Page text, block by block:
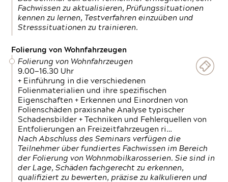
Fachwissen zu aktualisieren, Prüfungssituationen
kennen zu lernen, Testverfahren einzuüben und
Stresssituationen zu trainieren.
Folierung von Wohnfahrzeugen
Folierung von Wohnfahrzeugen
9.00—16.30 Uhr
+ Einführung in die verschiedenen
Folienmaterialien und ihre spezifischen
Eigenschaften + Erkennen und Einordnen von
Folienschäden praxisnahe Analyse typischer
Schadensbilder + Techniken und Fehlerquellen von
Entfolierungen an Freizeitfahrzeugen ri…
Nach Abschluss des Seminars verfügen die
Teilnehmer über fundiertes Fachwissen im Bereich
der Folierung von Wohnmobilkarosserien. Sie sind in
der Lage, Schäden fachgerecht zu erkennen,
qualifiziert zu bewerten, präzise zu kalkulieren und